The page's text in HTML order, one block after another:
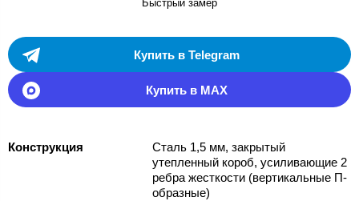
Быстрый замер
Купить в Telegram
Купить в MAX
Конструкция
Сталь 1,5 мм, закрытый
утепленный короб, усиливающие 2
ребра жесткости (вертикальные П-
образные)